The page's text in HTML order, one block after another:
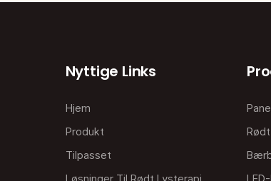
Nyttige Links
Hjem
Produkt
Tilpasset
Løsninger Til Rødt Lysterapi